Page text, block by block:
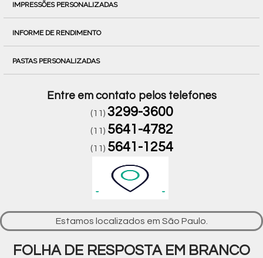
IMPRESSÕES PERSONALIZADAS
INFORME DE RENDIMENTO
PASTAS PERSONALIZADAS
Entre em contato pelos telefones
(11) 3299-3600
(11) 5641-4782
(11) 5641-1254
Estamos localizados em São Paulo.
FOLHA DE RESPOSTA EM BRANCO